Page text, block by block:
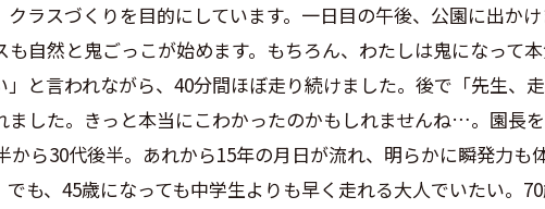
クラスづくりを目的にしています。一日目の午後、公園に出か
も自然と鬼ごっこが始めます。もちろん、わたしは鬼になって
」と言われながら、40分間ほぼ走り続けました。 後で「先生、
ました。きっと本当にこわかったのかもしれませんね…。園長
から30代後半。 あれから15年の月日が流れ、明らかに瞬発力も
も、 45歳になっても中学生よりも早く走れる大人でいたい。